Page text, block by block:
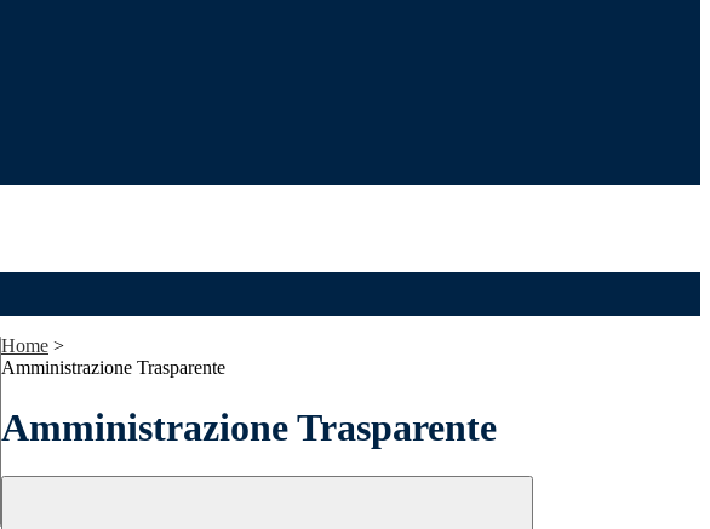
Home >
Amministrazione Trasparente
Amministrazione Trasparente